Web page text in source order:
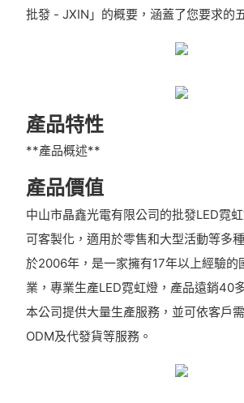
批發 - JXIN」的概要，涵蓋了您要求的
產品特性
**產品概述**
產品價值
中山市晶鑫光電有限公司的批發LED霓
可客製化，適用於零售和大型活動等多
於2006年，是一家擁有17年以上經驗的
業，專業生產LED霓虹燈，產品遠銷40
本公司提供大量生產服務，並可依客戶
ODM及代發貨等服務。